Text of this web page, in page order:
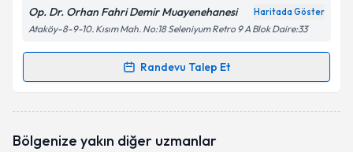
Op. Dr. Orhan Fahri Demir Muayenehanesi Haritada Göster
Ataköy-8-9-10. Kısım Mah. No:18 Seleniyum Retro 9 A Blok Daire:33
Randevu Talep Et
Randevu Takvimi Talebi
talebi oluşturun. Size bu uzmandan randevu almanız
Bölgenize yakın diğer uzmanlar